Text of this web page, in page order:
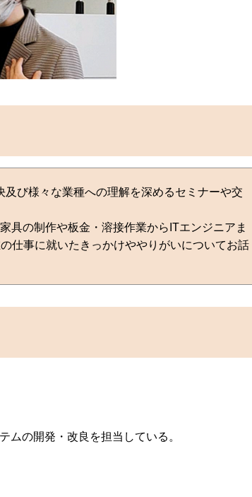
び様々な業種への理解を深めるセミナーや交
具の制作や板金・溶接作業からITエンジニアま
仕事に就いたきっかけややりがいについてお話
の開発・改良を担当している。